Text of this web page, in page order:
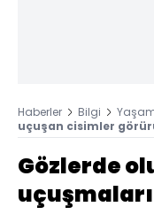
Haberler Bilgi
uçuşan cisimler
Gözlerde